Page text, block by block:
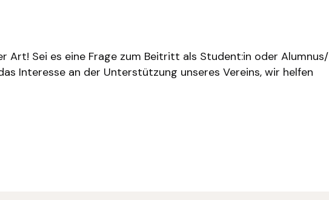
Art! Sei es eine Frage zum Beitritt als Student:in oder Alumnus/
Interesse an der Unterstützung unseres Vereins, wir helfen